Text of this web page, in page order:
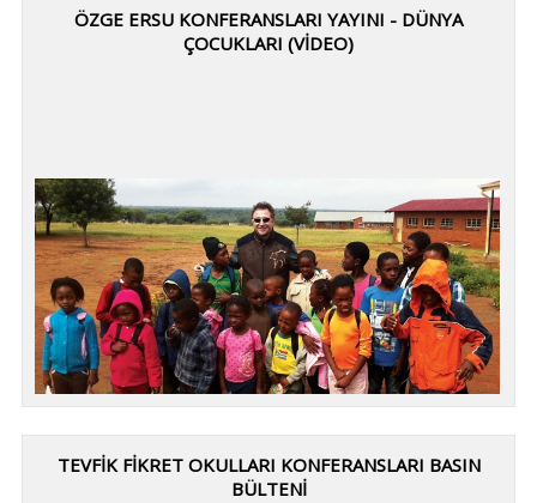
ÖZGE ERSU KONFERANSLARI YAYINI - DÜNYA
ÇOCUKLARI (VIDEO)
TEVFIK FIKRET OKULLARI KONFERANSLARI BASIN
BÜLTENI